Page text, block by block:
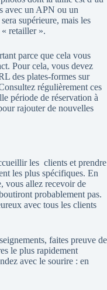
avec un APN ou un
supérieure, mais les
« retailler ».
parce que cela vous
Pour cela, vous devez
des plates-formes sur
régulièrement ces
période de réservation à
rajouter de nouvelles
les clients et prendre
les plus spécifiques. En
vous allez recevoir de
probablement pas.
avec tous les clients
faites preuve de
le plus rapidement
avec le sourire : en